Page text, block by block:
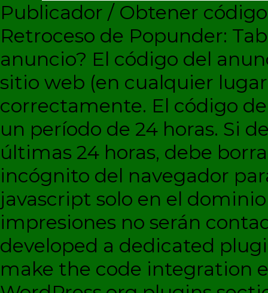
Publicador / Obtener
Retroceso de Popunder:
anuncio? El código del
sitio web (en cualquier
correctamente. El código
un período de 24 horas. Si
últimas 24 horas, debe
incógnito del navegador
javascript solo en el
impresiones no serán
developed a dedicated
make the code integration